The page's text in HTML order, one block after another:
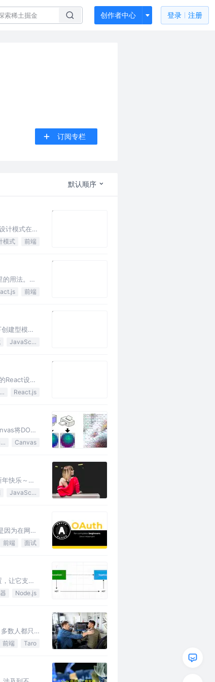
创作者中心 登录 注册
订阅专栏
默认顺序
计模式在开
模式 前端
用法。这
前端
建型模式
JavaScript
React设计
JavaScript React.js
将DOM
JavaScript Canvas
快乐～，
人可能有JavaScript
因为在网上
讲解前，
前端 面试
让它支持
Node.js
数人都只
前端 Taro